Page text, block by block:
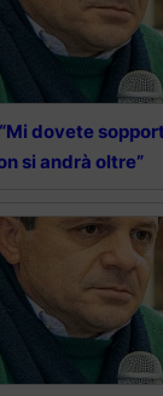
dovete
si andrà oltre”